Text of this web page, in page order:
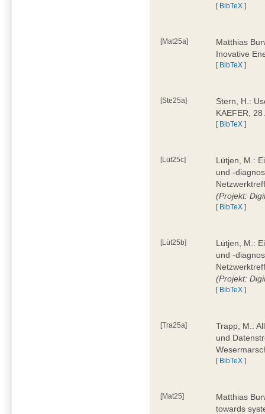
[ BibTeX ]
[Mat25a]
Matthias
Inovative
[ BibTeX ]
[Ste25a]
Stern, H.:
KAEFER,
[ BibTeX ]
[Lüt25c]
Lütjen, M.:
und -
(Projekt:
[ BibTeX ]
[Lüt25b]
Lütjen, M.:
und -
(Projekt:
[ BibTeX ]
[Tra25a]
Trapp, M.:
und
[ BibTeX ]
[Mat25]
Matthias
towards